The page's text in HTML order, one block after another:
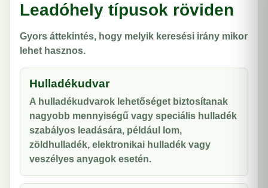
Leadóhely típusok röviden
Gyors áttekintés, hogy melyik keresési irány mikor
lehet hasznos.
Hulladékudvar
A hulladékudvarok lehetőséget biztosítanak
nagyobb mennyiségű vagy speciális hulladék
szabályos leadására, például lom,
zöldhulladék, elektronikai hulladék vagy
veszélyes anyagok esetén.